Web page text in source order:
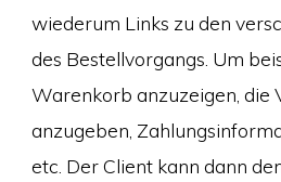
wiederum Links zu den
des Bestellvorgangs. Um
Warenkorb anzuzeigen, die
anzugeben,
etc. Der Client kann dann